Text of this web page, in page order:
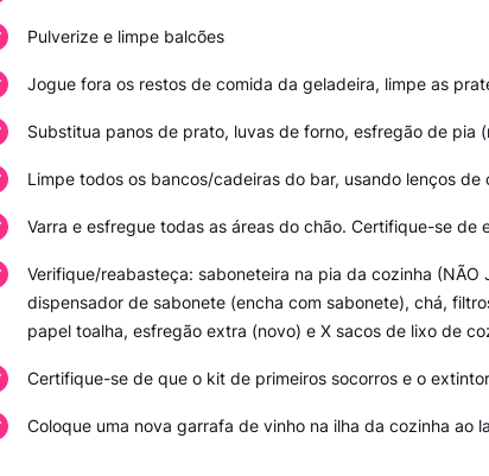
Pulverize e limpe balcões
Jogue fora os restos de comida da geladeira, limpe as
Substitua panos de prato, luvas de forno, esfregão de
Limpe todos os bancos/cadeiras do bar, usando lenços de
Varra e esfregue todas as áreas do chão. Certifique-se
Verifique/reabasteça: saboneteira na pia da cozinha (NÃO
dispensador de sabonete (encha com sabonete), chá,
papel toalha, esfregão extra (novo) e X sacos de lixo de
Certifique-se de que o kit de primeiros socorros e o
Coloque uma nova garrafa de vinho na ilha da cozinha